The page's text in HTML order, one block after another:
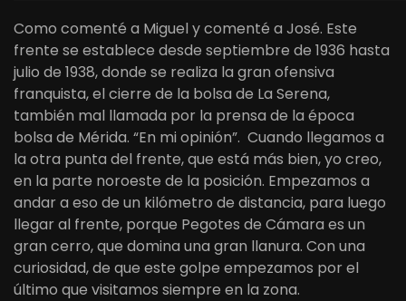
Como comenté a Miguel y comenté a José. Este
frente se establece desde septiembre de 1936 hasta
julio de 1938, donde se realiza la gran ofensiva
franquista, el cierre de la bolsa de La Serena,
también mal llamada por la prensa de la época
bolsa de Mérida. “En mi opinión”. Cuando llegamos a
la otra punta del frente, que está más bien, yo creo,
en la parte noroeste de la posición. Empezamos a
andar a eso de un kilómetro de distancia, para luego
llegar al frente, porque Pegotes de Cámara es un
gran cerro, que domina una gran llanura. Con una
curiosidad, de que este golpe empezamos por el
último que visitamos siempre en la zona.